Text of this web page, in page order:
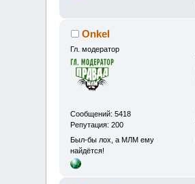
Onkel
Гл. модератор
Сообщений: 5418
Репутация: 200
Был-бы лох, а МЛМ ему
найдётся!